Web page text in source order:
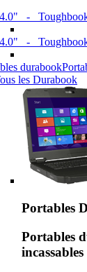
-
-
les Durabook
Portables
Portables
incassables